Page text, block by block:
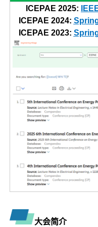
ICEPAE 2025:
ICEPAE 2024:
ICEPAE 2023:
大会简介